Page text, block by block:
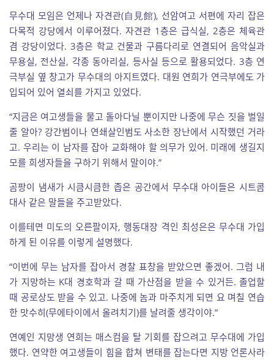
무수대 모임은 언제나 자견관(自見館), 선암여고 서편에 자리 잡은
다목적 강당에서 이루어졌다. 자견관 1층은 급식실, 2층은 체육관
겸 강당이었다. 3층은 학교 건물과 구름다리로 연결되어 음악실과
무용실, 전산실, 각종 동아리실, 등사실 등으로 활용되었다. 3층 연
극부실 옆 창고가 무수대의 아지트였다. 대원 연희가 연극부에도 가
입되어 있어 열쇠를 가지고 있었다.
“지금은 여고생들을 물고 돌아다닐 뿐이지만 나중에 무슨 짓을 벌일
줄 알아? 강간범이나 연쇄살인범도 사소한 장난에서 시작했던 거라
고. 우리는 이 남자를 잡아 교화해야 할 의무가 있어. 미래에 생길지
모를 희생자들을 구하기 위해서 말이야.”
곰팡이 냄새가 시큼시큼한 좁은 공간에서 무수대 아이들은 시트콤
대사 같은 말들을 주고받았다.
이를테면 미도의 오른팔이자, 행동대장 격인 최성은은 무수대 가입
하게 된 이유를 이렇게 설명했다.
“이번에 무는 남자를 잡아서 경찰 표창을 받았으면 좋겠어. 그럼 내
가 지망하는 K대 경호학과 갈 때 가산점을 받을 수 있거든. 졸업할
때 공로상도 받을 수 있고. 나중에 놈과 마주치게 되면 요 며칠 연습
한 맛수히(무에타이에서 올려치기)를 날려줄 생각이야.”
연예인 지망생 연희는 매스컴을 탈 기회를 잡으려고 무수대에 가입
했다. 연약한 여고생들이 힘을 합쳐 변태를 잡는다면 지방 언론사라